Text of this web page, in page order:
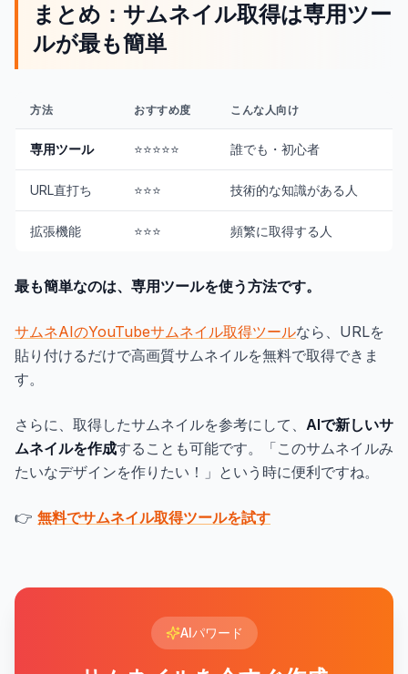
まとめ：サムネイル取得は専用ツー
ルが最も簡単
方法 おすすめ度 こんな人向け
専用ツール ⭐⭐⭐⭐⭐ 誰でも・初心者
URL直打ち ⭐⭐⭐ 技術的な知識がある人
拡張機能 ⭐⭐⭐ 頻繁に取得する人
最も簡単なのは、専用ツールを使う方法です。
サムネAIのYouTubeサムネイル取得ツールなら、URLを
貼り付けるだけで高画質サムネイルを無料で取得できま
す。
さらに、取得したサムネイルを参考にして、 AIで新しいサ
ムネイルを作成することも可能です。「このサムネイルみ
たいなデザインを作りたい！」という時に便利ですね。
👉 無料でサムネイル取得ツールを試す
AIパワード